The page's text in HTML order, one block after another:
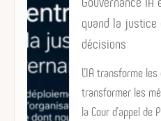
quand la
décisions
L’IA transforme
transformer les
la Cour d’appel de